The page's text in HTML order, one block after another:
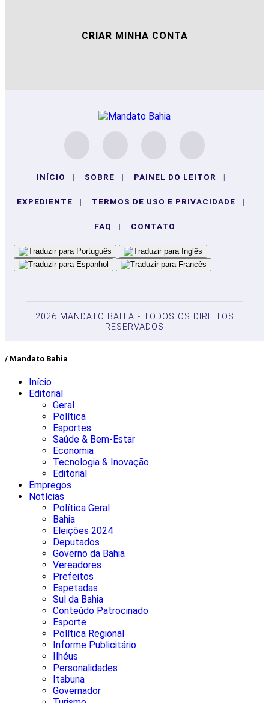
CRIAR MINHA CONTA
INÍCIO | SOBRE | PAINEL DO LEITOR |
EXPEDIENTE | TERMOS DE USO E PRIVACIDADE |
FAQ | CONTATO
2026 MANDATO BAHIA - TODOS OS DIREITOS
RESERVADOS
/ Mandato Bahia
Início
Editorial
Geral
Política
Esportes
Saúde & Bem-Estar
Economia
Tecnologia & Inovação
Editorial
Empregos
Notícias
Política Geral
Bahia
Eleições 2024
Deputados
Governo da Bahia
Vereadores
Prefeitos
Espetadas
Sul da Bahia
Conteúdo Patrocinado
Esporte
Política Regional
Informe Publicitário
Ilhéus
Personalidades
Itabuna
Governador